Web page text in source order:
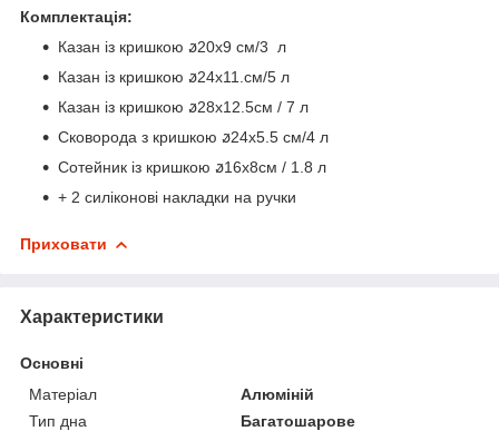
Комплектація:
Казан із кришкою ꬿ20х9 см/3 л
Казан із кришкою ꬿ24х11.см/5 л
Казан із кришкою ꬿ28х12.5см / 7 л
Сковорода з кришкою ꬿ24х5.5 см/4 л
Сотейник із кришкою ꬿ16х8см / 1.8 л
+ 2 силіконові накладки на ручки
Приховати
Характеристики
Основні
Матеріал
Алюміній
Тип дна
Багатошарове